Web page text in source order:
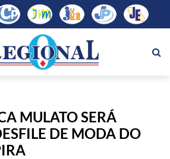
MULATO SERÁ
DE MODA DO